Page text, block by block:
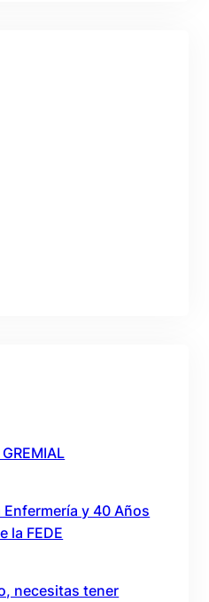
y 40 Años
la FEDE
necesitas tener